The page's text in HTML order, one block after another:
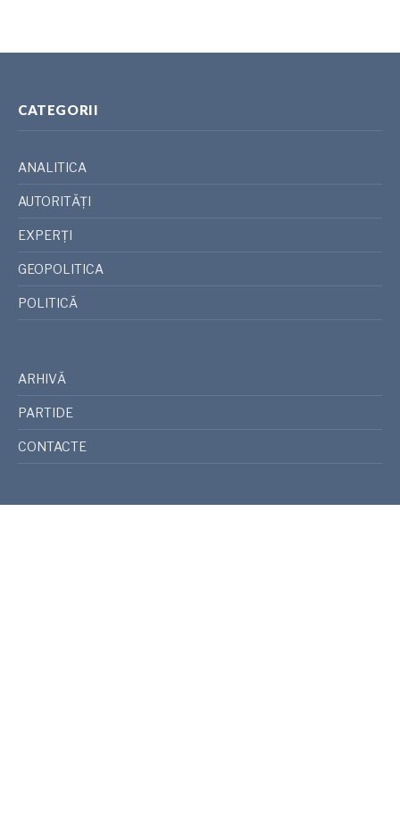
CATEGORII
ANALITICA
AUTORITĂȚI
EXPERȚI
GEOPOLITICA
POLITICĂ
ARHIVĂ
PARTIDE
CONTACTE